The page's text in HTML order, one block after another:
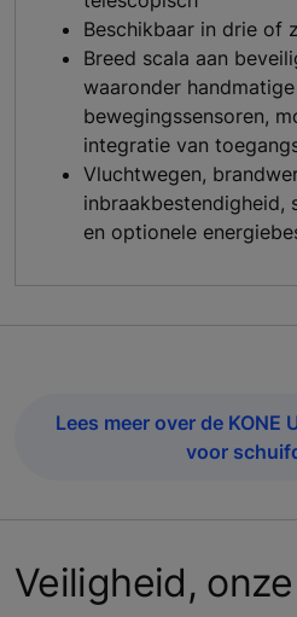
Beschikbaar in drie of
Breed scala aan
waaronder
bewegingssensoren,
integratie van
Vluchtwegen,
inbraakbestendigheid,
en optionele
Lees meer over de KONE
voor
Veiligheid,